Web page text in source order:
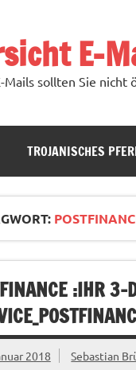
E-
Mails sollten Sie nicht
TROJANISCHES
:IHR 3-
2018 Sebastian